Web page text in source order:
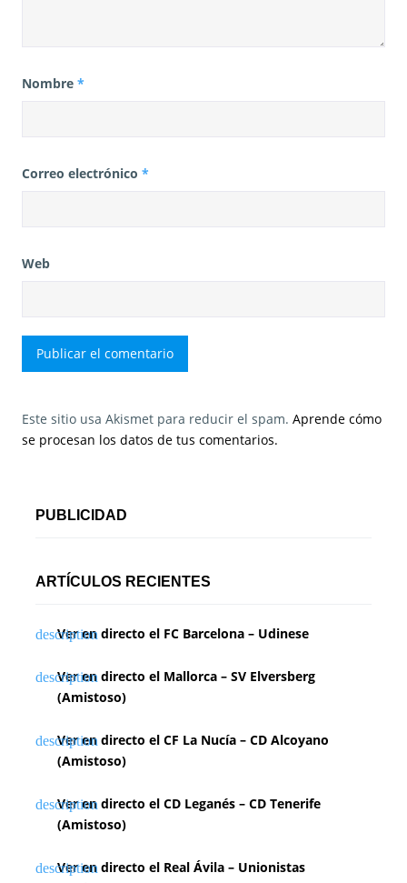
Nombre *
Correo electrónico *
Web
Este sitio usa Akismet para reducir el spam. Aprende cómo
se procesan los datos de tus comentarios.
PUBLICIDAD
ARTÍCULOS RECIENTES
Ver en directo el FC Barcelona – Udinese
Ver en directo el Mallorca – SV Elversberg
(Amistoso)
Ver en directo el CF La Nucía – CD Alcoyano
(Amistoso)
Ver en directo el CD Leganés – CD Tenerife
(Amistoso)
Ver en directo el Real Ávila – Unionistas